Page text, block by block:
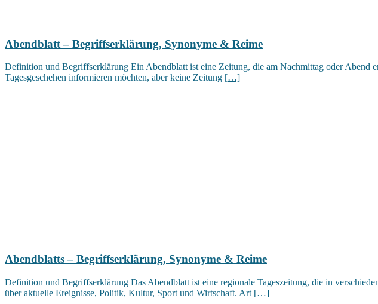
Abendblatt – Begriffserklärung, Synonyme & Reime
Definition und Begriffserklärung Ein Abendblatt ist eine Zeitung, die am Nachmittag oder Abend
Tagesgeschehen informieren möchten, aber keine Zeitung […]
Abendblatts – Begriffserklärung, Synonyme & Reime
Definition und Begriffserklärung Das Abendblatt ist eine regionale Tageszeitung, die in
über aktuelle Ereignisse, Politik, Kultur, Sport und Wirtschaft. Art […]